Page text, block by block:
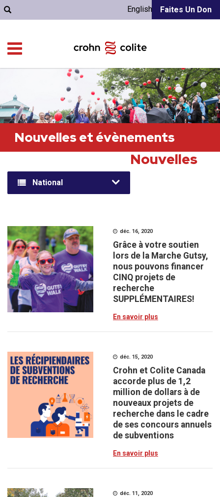
Faites Un Don
English
Nouvelles et évènements
National
Nouvelles
déc. 16, 2020
Grâce à votre soutien
lors de la Marche Gutsy,
nous pouvons financer
CINQ projets de
recherche
SUPPLÉMENTAIRES!
En savoir plus
déc. 15, 2020
Crohn et Colite Canada
accorde plus de 1,2
million de dollars à de
nouveaux projets de
recherche dans le cadre
de ses concours annuels
de subventions
En savoir plus
déc. 11, 2020